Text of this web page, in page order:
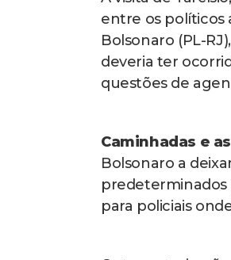
entre os políticos
Bolsonaro (PL-
deveria ter
questões de
Caminhadas e
Bolsonaro a
predeterminados
para policiais